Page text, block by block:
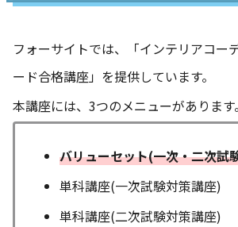
フォーサイトでは、「インテリアコー
ード合格講座」を提供しています。
本講座には、3つのメニューがあります。
バリューセット(一次・二次試
単科講座(一次試験対策講座)
単科講座(二次試験対策講座)